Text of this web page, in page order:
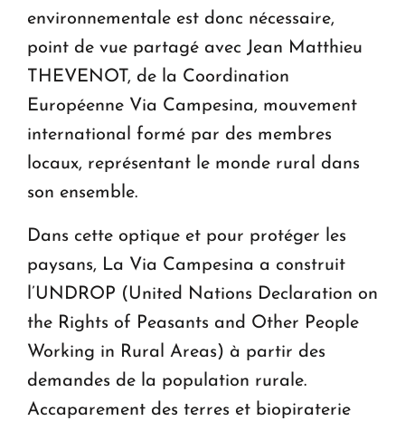
environnementale est donc nécessaire,
point de vue partagé avec Jean Matthieu
THEVENOT, de la Coordination
Européenne Via Campesina, mouvement
international formé par des membres
locaux, représentant le monde rural dans
son ensemble.
Dans cette optique et pour protéger les
paysans, La Via Campesina a construit
l’UNDROP (United Nations Declaration on
the Rights of Peasants and Other People
Working in Rural Areas) à partir des
demandes de la population rurale.
Accaparement des terres et biopiraterie